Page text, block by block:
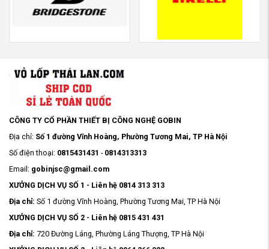
CÔNG TY CỔ PHẦN THIẾT BỊ CÔNG NGHỆ GOBIN
Địa chỉ: Số 1 đường Vĩnh Hoàng, Phường Tương Mai, TP Hà Nội
Số điện thoại: 0815431431 - 0814313313
Email: gobinjsc@gmail.com
XƯỞNG DỊCH VỤ SỐ 1 - Liên hệ 0814 313 313
Địa chỉ: Số 1 đường Vĩnh Hoàng, Phường Tương Mai, TP Hà Nội
XƯỞNG DỊCH VỤ SỐ 2 - Liên hệ 0815 431 431
Địa chỉ: 720 Đường Láng, Phường Láng Thượng, TP Hà Nội